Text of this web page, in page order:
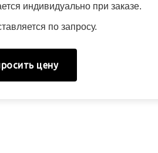
индивидуально при заказе.
по запросу.
цену